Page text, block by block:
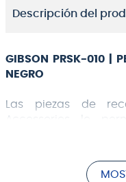
Descripción del
GIBSON PRSK-010 |
NEGRO
Las piezas de
Accessories le
Cuando tu guitarra